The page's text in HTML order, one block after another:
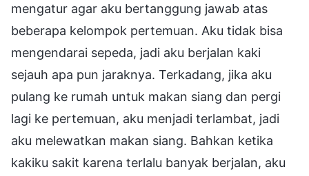
mengatur agar aku bertanggung jawab atas
beberapa kelompok pertemuan. Aku tidak bisa
mengendarai sepeda, jadi aku berjalan kaki
sejauh apa pun jaraknya. Terkadang, jika aku
pulang ke rumah untuk makan siang dan pergi
lagi ke pertemuan, aku menjadi terlambat, jadi
aku melewatkan makan siang. Bahkan ketika
kakiku sakit karena terlalu banyak berjalan, aku